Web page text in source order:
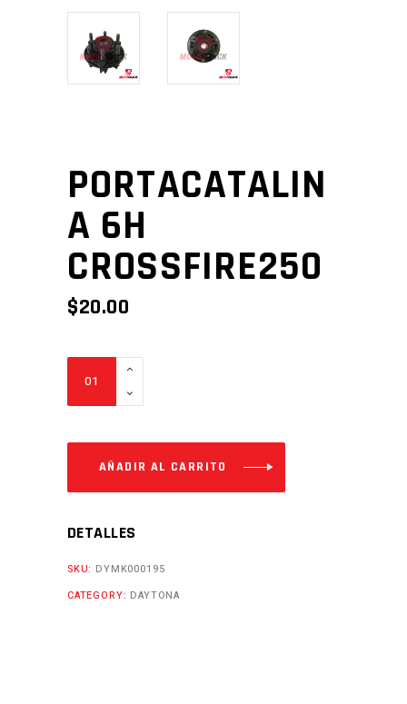
PORTACATALIN
A 6H
CROSSFIRE250
$20.00
PORTACATALINA
Cantidad
AÑADIR AL CARRITO
DETALLES
SKU: DYMK000195
CATEGORY: DAYTONA